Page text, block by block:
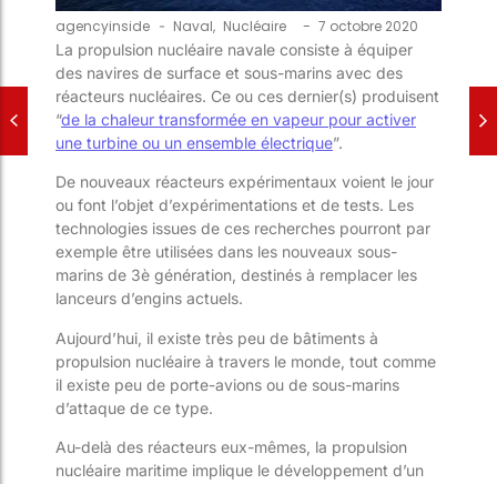
agencyinside - Naval, Nucléaire - 7 octobre 2020
La propulsion nucléaire navale consiste à équiper
des navires de surface et sous-marins avec des
réacteurs nucléaires. Ce ou ces dernier(s) produisent
“de la chaleur transformée en vapeur pour activer
une turbine ou un ensemble électrique”.
De nouveaux réacteurs expérimentaux voient le jour
ou font l’objet d’expérimentations et de tests. Les
technologies issues de ces recherches pourront par
exemple être utilisées dans les nouveaux sous-
marins de 3è génération, destinés à remplacer les
lanceurs d’engins actuels.
Aujourd’hui, il existe très peu de bâtiments à
propulsion nucléaire à travers le monde, tout comme
il existe peu de porte-avions ou de sous-marins
d’attaque de ce type.
Au-delà des réacteurs eux-mêmes, la propulsion
nucléaire maritime implique le développement d’un